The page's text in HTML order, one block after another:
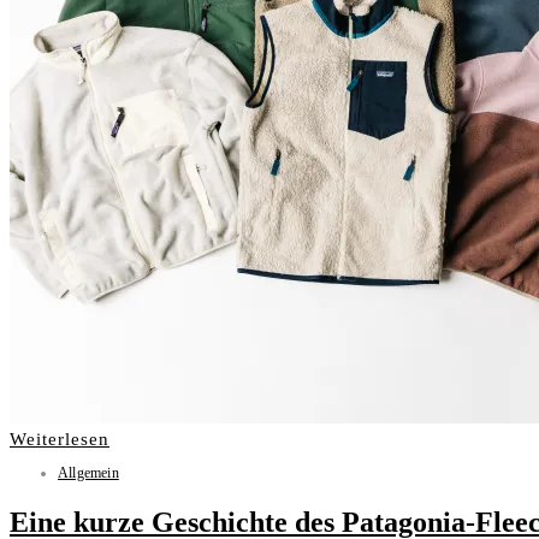
Weiterlesen
Allgemein
Eine kurze Geschichte des Patagonia-